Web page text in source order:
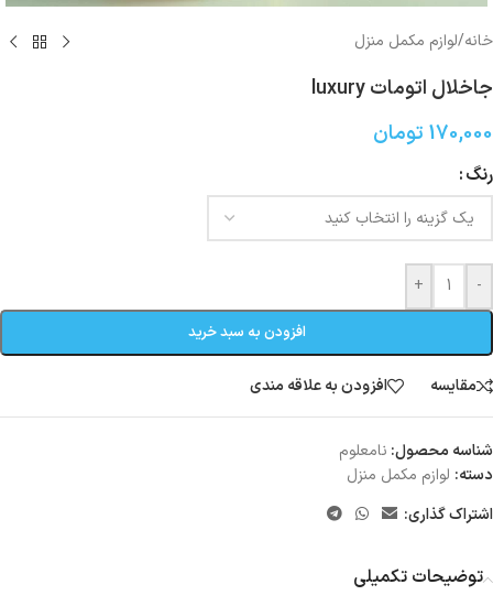
خانه/لوازم مکمل منزل
جاخلال اتومات luxury
170,000 تومان
رنگ
-
+
افزودن به سبد خرید
مقایسه افزودن به علاقه مندی
شناسه محصول: نامعلوم
دسته: لوازم مکمل منزل
اشتراک گذاری:
توضیحات تکمیلی